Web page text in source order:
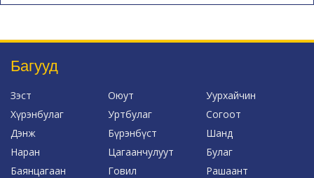
Багууд
Зэст Оюут
Уурхайчин
Хүрэнбулаг
Уртбулаг
Согоот
Дэнж
Бүрэнбүст
Шанд
Наран
Цагаанчулуут
Булаг
Баянцагаан
Говил
Рашаант